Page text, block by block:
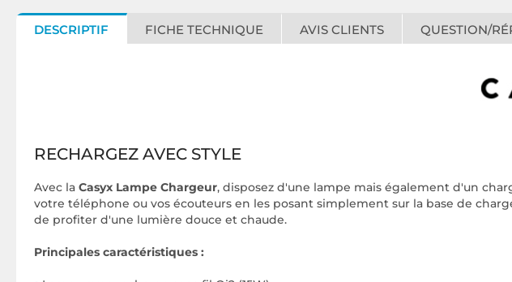
DESCRIPTIF FICHE TECHNIQUE AVIS CLIENTS QUESTION/
RECHARGEZ AVEC STYLE
Avec la Casyx Lampe Chargeur, disposez d'une lampe mais également d'un
votre téléphone ou vos écouteurs en les posant simplement sur la base de
de profiter d'une lumière douce et chaude.
Principales caractéristiques :